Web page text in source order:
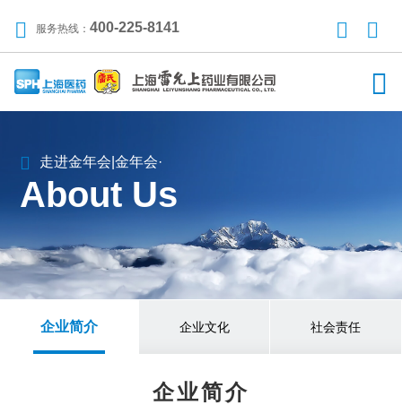
服务热线： 400-225-8141
走进金年会|金年会·
About Us
企业简介 企业文化 社会责任
企业简介